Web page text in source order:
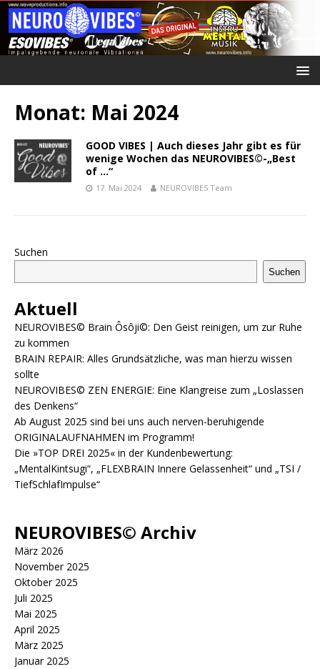
Monat: Mai 2024
GOOD VIBES | Auch dieses Jahr gibt es für
wenige Wochen das NEUROVIBES©-„Best
of …“
17. Mai 2024 NEUROVIBES Team
Suchen
Suchen
Aktuell
NEUROVIBES© Brain Ôsôji©: Den Geist reinigen, um zur Ruhe
zu kommen
BRAIN REPAIR: Alles Grundsätzliche, was man hierzu wissen
sollte
NEUROVIBES© ZEN ENERGIE: Eine Klangreise zum „Loslassen
des Denkens“
Ab August 2025 sind bei uns auch nerven-beruhigende
ORIGINALAUFNAHMEN im Programm!
Die »TOP DREI 2025« in der Kundenbewertung:
„MentalKintsugi“, „FLEXBRAIN Innere Gelassenheit“ und „TSI /
TiefSchlafImpulse“
NEUROVIBES© Archiv
März 2026
November 2025
Oktober 2025
Juli 2025
Mai 2025
April 2025
März 2025
Januar 2025